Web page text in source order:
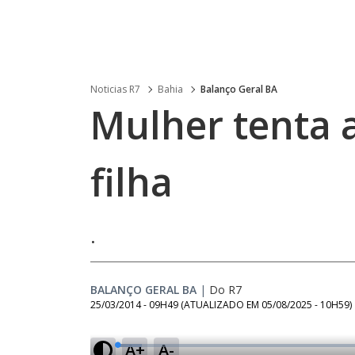
Noticias R7 Bahia Balanço Geral BA
Mulher tenta
filha
.
BALANÇO GERAL BA | Do R7
25/03/2014 - 09H49 (ATUALIZADO EM 05/08/2025 - 10H59)
A+ A-
L